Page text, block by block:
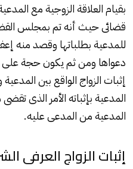
بقيام العلاقة الزوجية مع
قضائى حيث أنه تم بمجلس
للمدعية بطلباتها وقصد منه
دعواها ومن ثم يكون حجة على
إثبات الزواج الواقع بين
المدعية بإثباته الأمر الذى
المدعية من المدعى عليه.
إثبات الزواج العرفى